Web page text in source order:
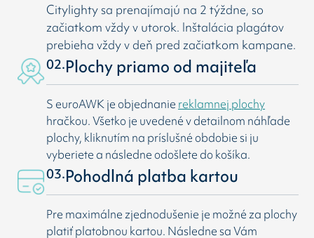
Citylighty sa prenajímajú na 2 týždne, so
začiatkom vždy v utorok. Inštalácia plagátov
prebieha vždy v deň pred začiatkom kampane.
02.Plochy priamo od majiteľa
S euroAWK je objednanie reklamnej plochy
hračkou. Všetko je uvedené v detailnom náhľade
plochy, kliknutím na príslušné obdobie si ju
vyberiete a následne odošlete do košíka.
03.Pohodlná platba kartou
Pre maximálne zjednodušenie je možné za plochy
platiť platobnou kartou. Následne sa Vám